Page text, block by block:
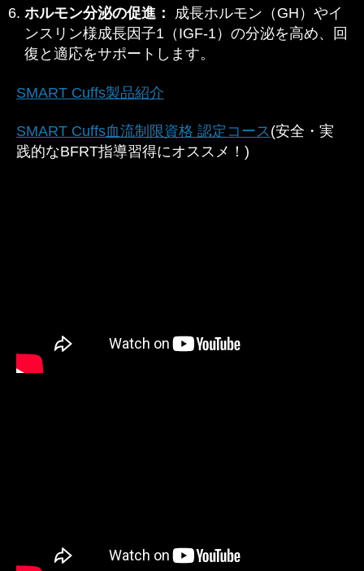
ホルモン分泌の促進：
成長ホルモン（GH）やイ
ンスリン様成長因子1（IGF-1）の分泌を高め、回
復と適応をサポートします。
SMART Cuffs製品紹介
SMART Cuffs血流制限資格 認定コース(安全・実
践的なBFRT指導習得にオススメ！)